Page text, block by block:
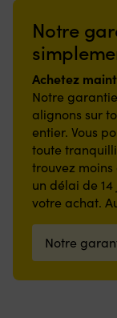
Notre
Achetez
Notre
alignons sur
entier. Vous
toute
trouvez
un délai de
votre achat.
Notre